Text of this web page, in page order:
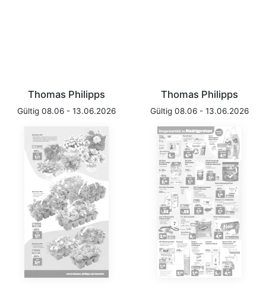
Thomas Philipps
Gültig 08.06 - 13.06.2026
Thomas Philipps
Gültig 08.06 - 13.06.2026